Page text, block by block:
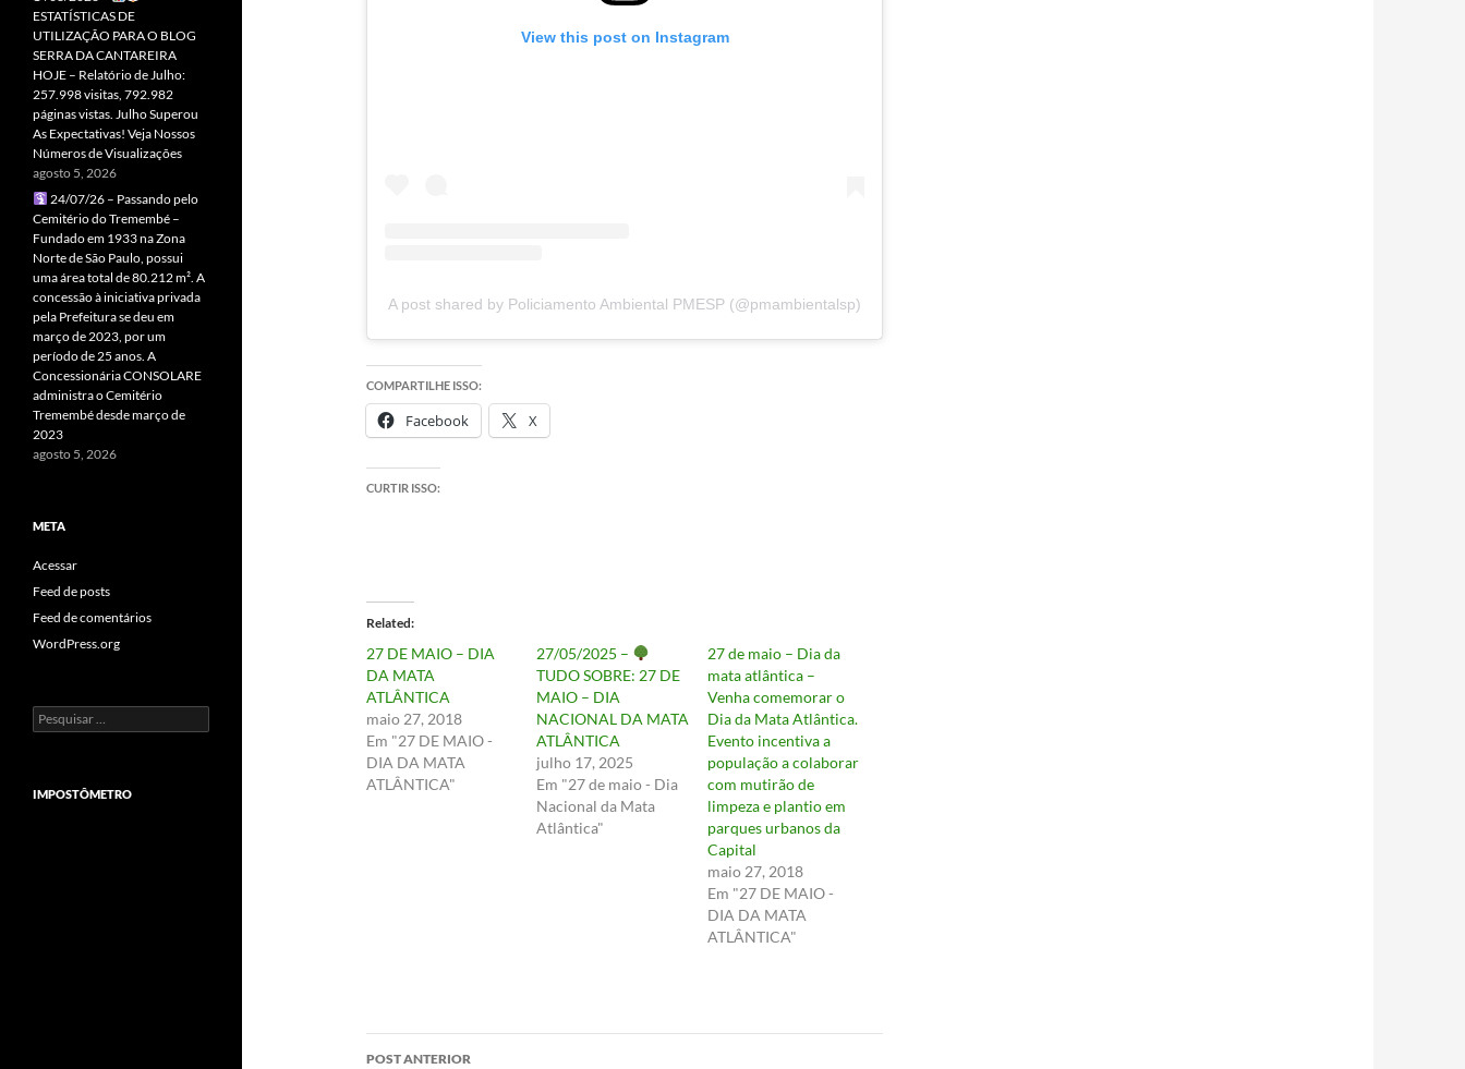
View this post on Instagram
A post shared by Policiamento Ambiental PMESP (@pmambientalsp)
COMPARTILHE ISSO:
Facebook X
CURTIR ISSO:
Related
27 DE MAIO – DIA
DA MATA
ATLÂNTICA
maio 27, 2018
Em "27 DE MAIO -
DIA DA MATA
ATLÂNTICA"
27/05/2025 –
TUDO SOBRE: 27 DE
MAIO – DIA
NACIONAL DA MATA
ATLÂNTICA
julho 17, 2025
Em "27 de maio - Dia
Nacional da Mata
Atlântica"
27 de maio – Dia da
mata atlântica –
Venha comemorar o
Dia da Mata Atlântica.
Evento incentiva a
população a colaborar
com mutirão de
limpeza e plantio em
parques urbanos da
Capital
maio 27, 2018
Em "27 DE MAIO -
DIA DA MATA
ATLÂNTICA"
Navegação
POST ANTERIOR
ESTATÍSTICAS DE
UTILIZAÇÃO PARA O BLOG
SERRA DA CANTAREIRA
HOJE – Relatório de Julho:
257.998 visitas, 792.982
páginas vistas. Julho Superou
As Expectativas! Veja Nossos
Números de Visualizações
agosto 5, 2026
24/07/26 – Passando pelo
Cemitério do Tremembé –
Fundado em 1933 na Zona
Norte de São Paulo, possui
uma área total de 80.212 m². A
concessão à iniciativa privada
pela Prefeitura se deu em
março de 2023, por um
período de 25 anos. A
Concessionária CONSOLARE
administra o Cemitério
Tremembé desde março de
2023
agosto 5, 2026
META
Acessar
Feed de posts
Feed de comentários
WordPress.org
Pesquisar
por:
IMPOSTÔMETRO